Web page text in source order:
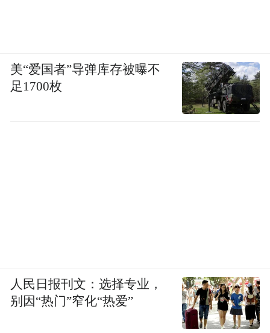
美“爱国者”导弹库存被曝不
足1700枚
人民日报刊文：选择专业，
别因“热门”窄化“热爱”